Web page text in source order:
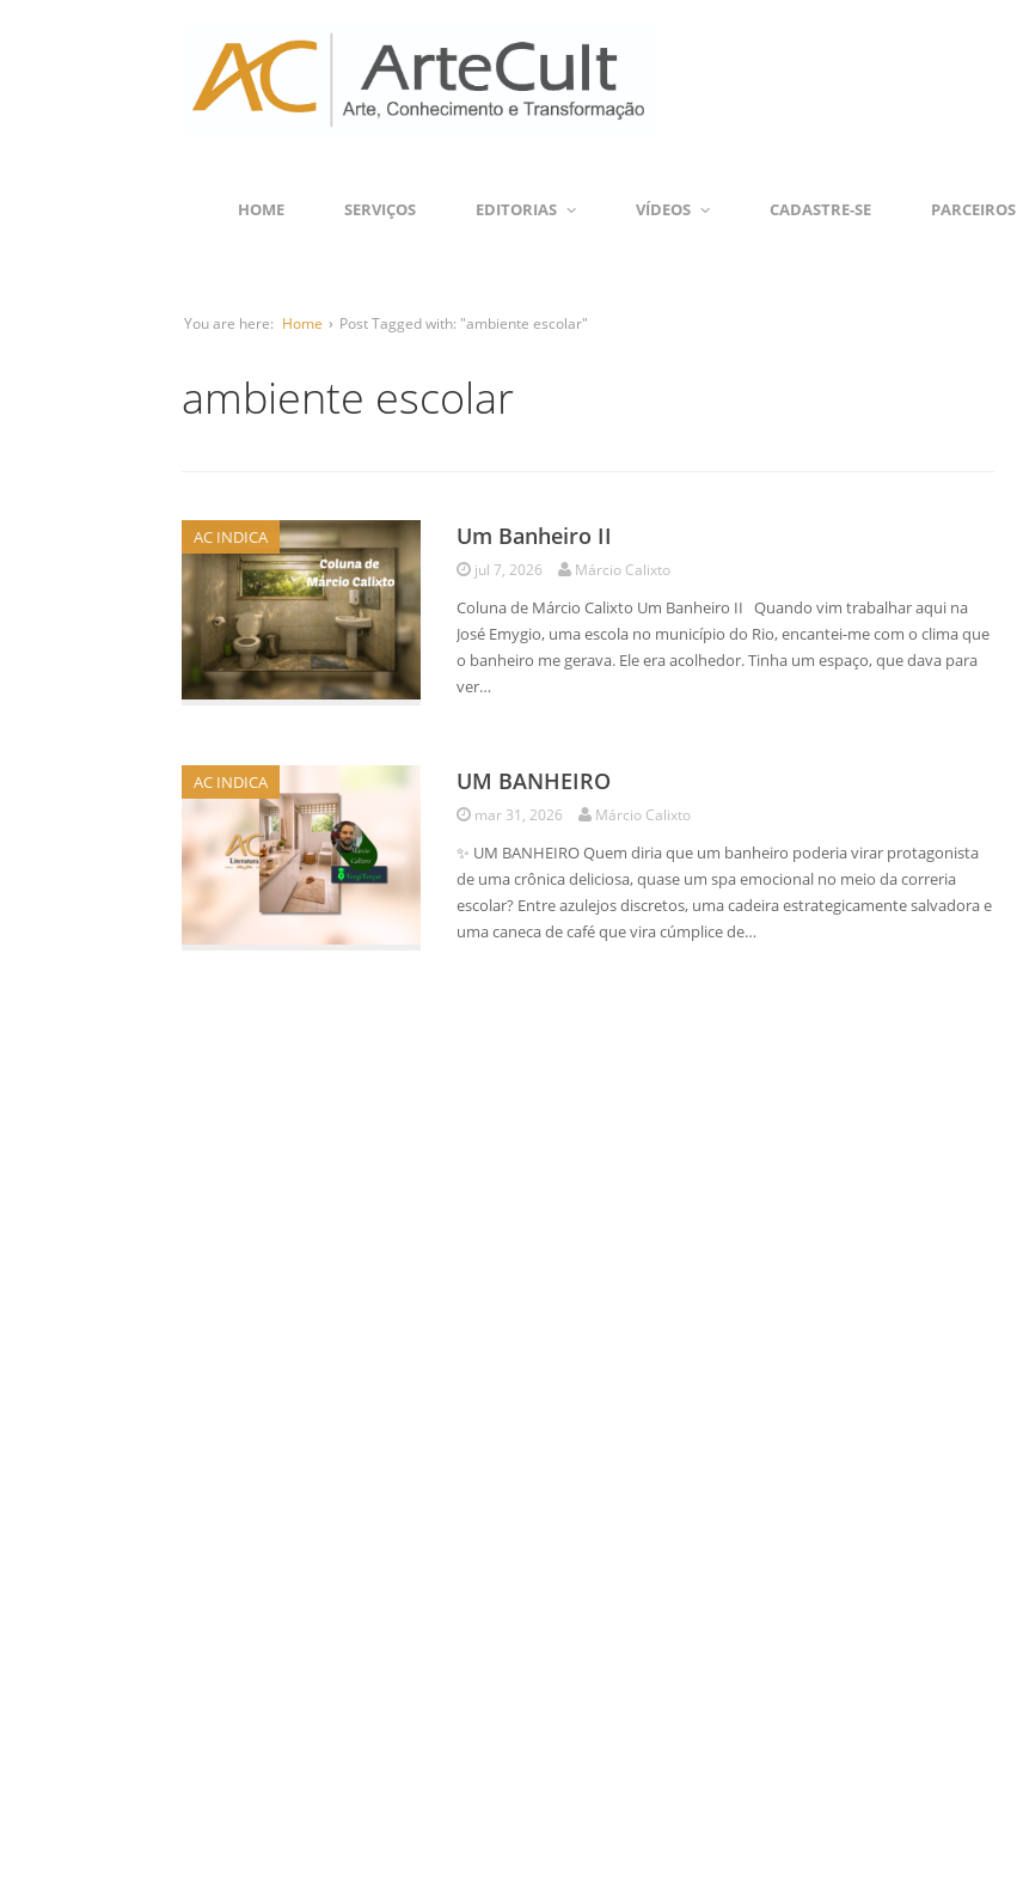
HOME SERVIÇOS EDITORIAS VÍDEOS CADASTRE-SE PARCEIROS
You are here: Home › Post Tagged with: "ambiente escolar"
ambiente escolar
AC INDICA Um Banheiro II
jul 7, 2026 Márcio Calixto
Coluna de Márcio Calixto Um Banheiro II Quando vim trabalhar aqui na
José Emygio, uma escola no município do Rio, encantei-me com o clima que
o banheiro me gerava. Ele era acolhedor. Tinha um espaço, que dava para
ver…
AC INDICA UM BANHEIRO
mar 31, 2026 Márcio Calixto
✨ UM BANHEIRO Quem diria que um banheiro poderia virar protagonista
de uma crônica deliciosa, quase um spa emocional no meio da correria
escolar? Entre azulejos discretos, uma cadeira estrategicamente salvadora e
uma caneca de café que vira cúmplice de…